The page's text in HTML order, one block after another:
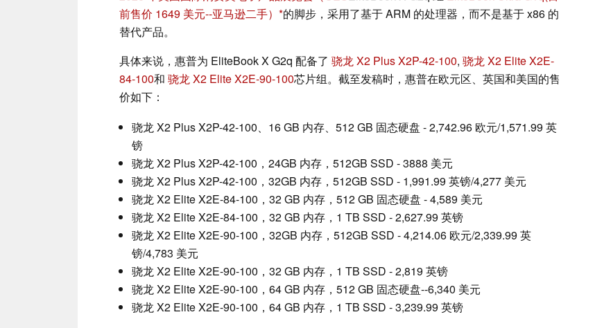
前售价 1649 美元--亚马逊二手）
的脚步，采用了基于 ARM 的处理器，而不是基于 x86 的
替代产品。
具体来说，惠普为 EliteBook X G2q 配备了 骁龙 X2 Plus X2P-42-100, 骁龙 X2 Elite X2E-
84-100和 骁龙 X2 Elite X2E-90-100芯片组。截至发稿时，惠普在欧元区、英国和美国的售
价如下：
骁龙 X2 Plus X2P-42-100、16 GB 内存、512 GB 固态硬盘 - 2,742.96 欧元/1,571.99 英
镑
骁龙 X2 Plus X2P-42-100，24GB 内存，512GB SSD - 3888 美元
骁龙 X2 Plus X2P-42-100，32GB 内存，512GB SSD - 1,991.99 英镑/4,277 美元
骁龙 X2 Elite X2E-84-100，32 GB 内存，512 GB 固态硬盘 - 4,589 美元
骁龙 X2 Elite X2E-84-100，32 GB 内存，1 TB SSD - 2,627.99 英镑
骁龙 X2 Elite X2E-90-100，32GB 内存，512GB SSD - 4,214.06 欧元/2,339.99 英
镑/4,783 美元
骁龙 X2 Elite X2E-90-100，32 GB 内存，1 TB SSD - 2,819 英镑
骁龙 X2 Elite X2E-90-100，64 GB 内存，512 GB 固态硬盘--6,340 美元
骁龙 X2 Elite X2E-90-100，64 GB 内存，1 TB SSD - 3,239.99 英镑